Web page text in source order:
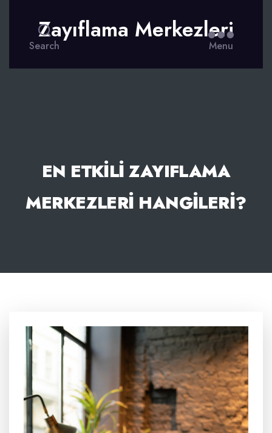
Search
Zayıflama Merkezleri
Menu
EN ETKILI ZAYIFLAMA
MERKEZLERI HANGILERI?